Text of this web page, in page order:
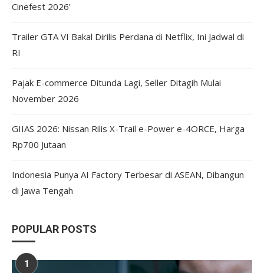
Cinefest 2026’
Trailer GTA VI Bakal Dirilis Perdana di Netflix, Ini Jadwal di
RI
Pajak E-commerce Ditunda Lagi, Seller Ditagih Mulai
November 2026
GIIAS 2026: Nissan Rilis X-Trail e-Power e-4ORCE, Harga
Rp700 Jutaan
Indonesia Punya AI Factory Terbesar di ASEAN, Dibangun
di Jawa Tengah
POPULAR POSTS
1